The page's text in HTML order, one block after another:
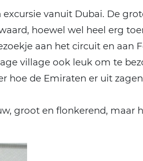
vanuit Dubai. De
hoewel wel heel erg
aan het circuit en aan
village ook leuk om te
hoe de Emiraten er uit
groot en flonkerend, maar